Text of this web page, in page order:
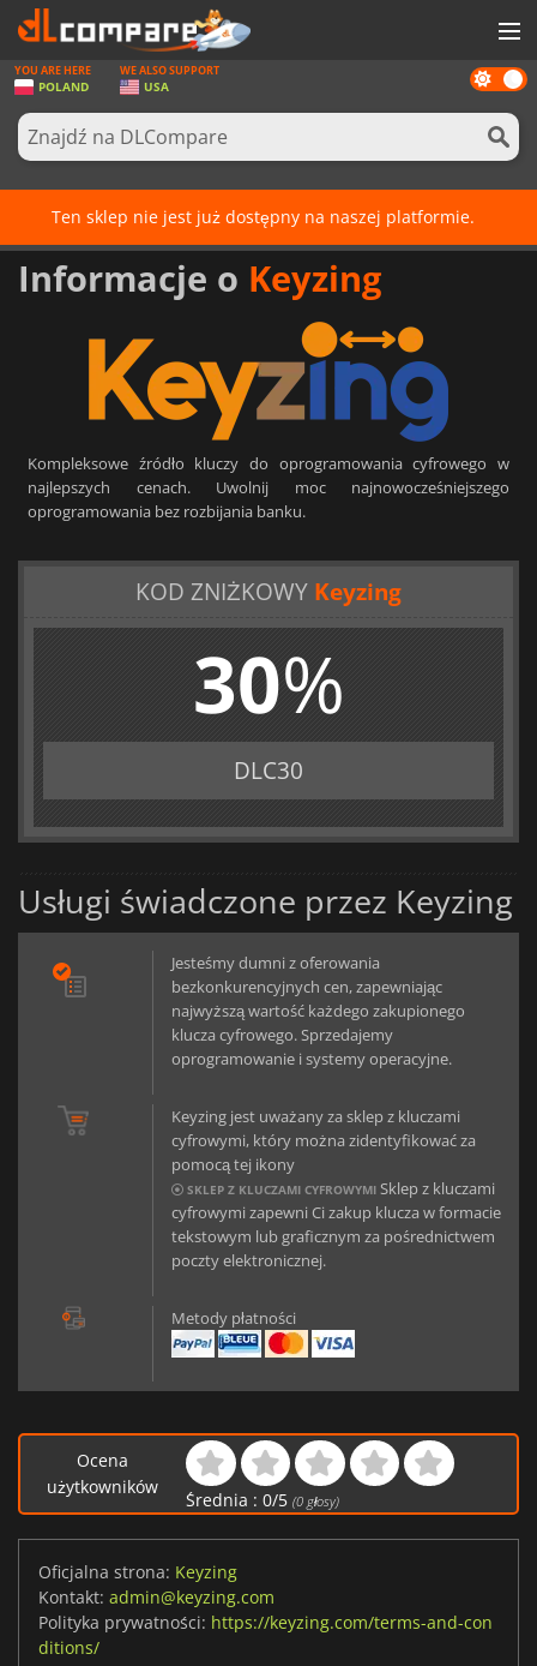
GRY
KARTY DO GIER
REWARDS
SPRZĘT KOMPUTEROWY
ZALOGUJ SIĘ LUB ZAREJESTRUJ
Dark
mode
YOU ARE HERE
POLAND
WE ALSO SUPPORT
USA
Ten sklep nie jest już dostępny na naszej platformie.
Informacje o Keyzing
Kompleksowe źródło kluczy do oprogramowania cyfrowego w
najlepszych cenach. Uwolnij moc najnowocześniejszego
oprogramowania bez rozbijania banku.
KOD ZNIŻKOWY Keyzing
30%
DLC30
Usługi świadczone przez Keyzing
Jesteśmy dumni z oferowania
bezkonkurencyjnych cen, zapewniając
najwyższą wartość każdego zakupionego
klucza cyfrowego. Sprzedajemy
oprogramowanie i systemy operacyjne.
Keyzing jest uważany za sklep z kluczami
cyfrowymi, który można zidentyfikować za
pomocą tej ikony
SKLEP Z KLUCZAMI CYFROWYMI Sklep z kluczami
cyfrowymi zapewni Ci zakup klucza w formacie
tekstowym lub graficznym za pośrednictwem
poczty elektronicznej.
Metody płatności
Ocena
użytkowników
Średnia : 0/5 (0głosy)
Oficjalna strona: Keyzing
Kontakt: admin@keyzing.com
Polityka prywatności: https://keyzing.com/terms-and-con
ditions/